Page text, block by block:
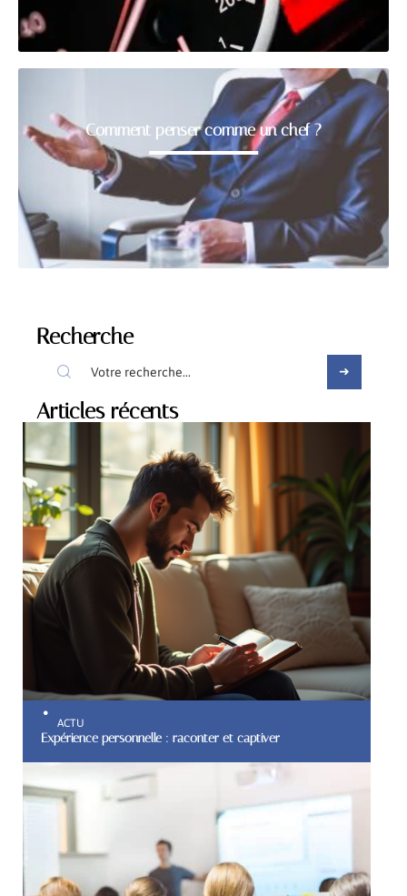
Comment penser comme un chef ?
Recherche
Articles récents
ACTU
Expérience personnelle : raconter et captiver